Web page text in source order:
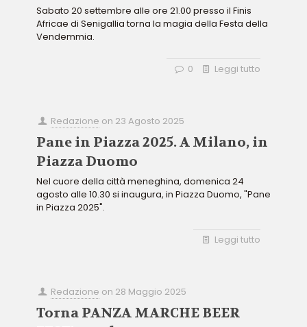
Sabato 20 settembre alle ore 21.00 presso il Finis
Africae di Senigallia torna la magia della Festa della
Vendemmia.
0 Leggi tutto
Redazione on 23 Agosto 2025
Pane in Piazza 2025. A Milano, in
Piazza Duomo
Nel cuore della città meneghina, domenica 24
agosto alle 10.30 si inaugura, in Piazza Duomo, "Pane
in Piazza 2025".
Leggi tutto
Redazione on 28 Maggio 2025
Torna PANZA MARCHE BEER